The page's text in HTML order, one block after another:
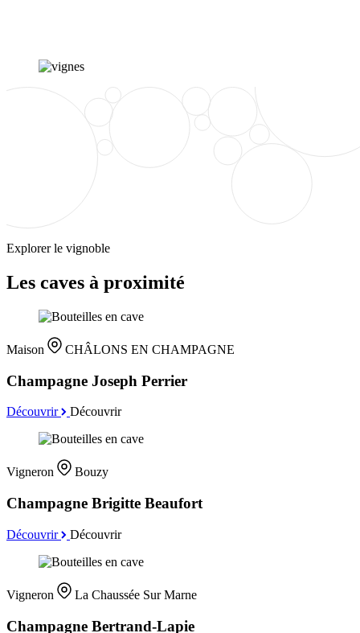
Explorer le vignoble
Les caves à proximité
Maison CHÂLONS EN CHAMPAGNE
Champagne Joseph Perrier
Découvrir Découvrir
Vigneron Bouzy
Champagne Brigitte Beaufort
Découvrir Découvrir
Vigneron La Chaussée Sur Marne
Champagne Bertrand-Lapie